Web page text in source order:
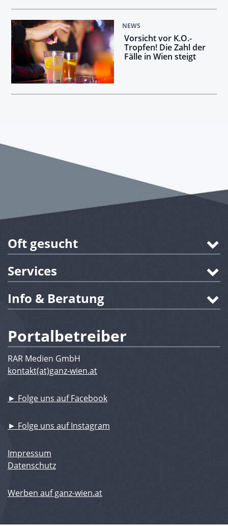
NEWS
Vorsicht vor K.O.-
Tropfen! Die Zahl der
Fälle in Wien steigt
Oft gesucht
Services
Info & Beratung
Portalbetreiber
RAR Medien GmbH
kontakt(at)ganz-wien.at
► Folge uns auf Facebook
► Folge uns auf Instagram
Impressum
Datenschutz
Werben auf ganz-wien.at